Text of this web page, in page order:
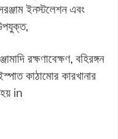
ইনস্টলেশন এবং
রক্ষণাবেক্ষণ, বহিরঙ্গন
কাঠামোর কারখানার
হয় in